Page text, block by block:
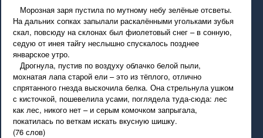
Морозная заря пустила по мутному небу зелёные отсветы.
На дальних сопках запылали раскалёнными угольками зубья
скал, повсюду на склонах был фиолетовый снег – в сонную,
седую от инея тайгу неслышно спускалось позднее
январское утро.
Дрогнула, пустив по воздуху облачко белой пыли,
мохнатая лапа старой ели – это из тёплого, отлично
спрятанного гнезда выскочила белка. Она стрельнула ушком
с кисточкой, пошевелила усами, поглядела туда-сюда: лес
как лес, никого нет – и серым комочком запрыгала,
покатилась по веткам искать вкусную шишку.
(76 слов)